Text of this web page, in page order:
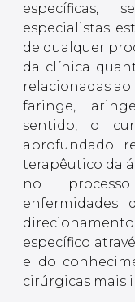
específicas,
especialistas
de qualquer
da clínica
relacionadas ao
faringe,
sentido, o
aprofundado
terapêutico da
no
enfermidades
específico
e do
cirúrgicas mais